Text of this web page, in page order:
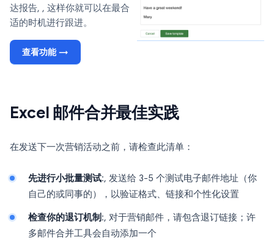
达报告, , 这样你就可以在最合
适的时机进行跟进。
查看功能 →
Excel 邮件合并最佳实践
在发送下一次营销活动之前，请检查此清单：
先进行小批量测试:, 发送给 3-5 个测试电子邮件地址（你
自己的或同事的），以验证格式、链接和个性化设置
检查你的退订机制 :, 对于营销邮件，请包含退订链接；许
多邮件合并工具会自动添加一个